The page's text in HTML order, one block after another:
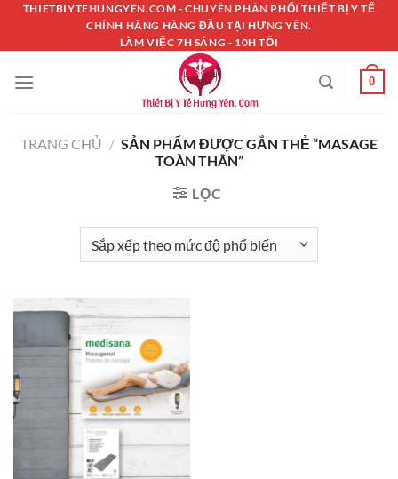
Chuyển
nội
dung
THIETBIYTEHUNGYEN.COM - CHUYÊN PHÂN PHỐI THIẾT BỊ Y TẾ
CHÍNH HÃNG HÀNG ĐẦU TẠI HƯNG YÊN.
LÀM VIỆC 7H SÁNG - 10H TỐI
0
TRANG CHỦ / SẢN PHẨM ĐƯỢC GẮN THẺ “MASAGE
TOÀN THÂN”
LỌC